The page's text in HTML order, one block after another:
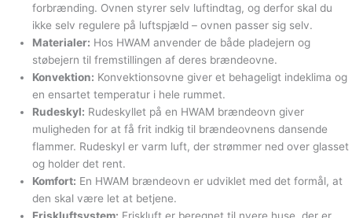
forbrænding. Ovnen styrer selv luftindtag, og derfor skal du
ikke selv regulere på luftspjæld – ovnen passer sig selv.
Materialer: Hos HWAM anvender de både pladejern og
støbejern til fremstillingen af deres brændeovne.
Konvektion: Konvektionsovne giver et behageligt indeklima og
en ensartet temperatur i hele rummet.
Rudeskyl: Rudeskyllet på en HWAM brændeovn giver
muligheden for at få frit indkig til brændeovnens dansende
flammer. Rudeskyl er varm luft, der strømmer ned over glasset
og holder det rent.
Komfort: En HWAM brændeovn er udviklet med det formål, at
den skal være let at betjene.